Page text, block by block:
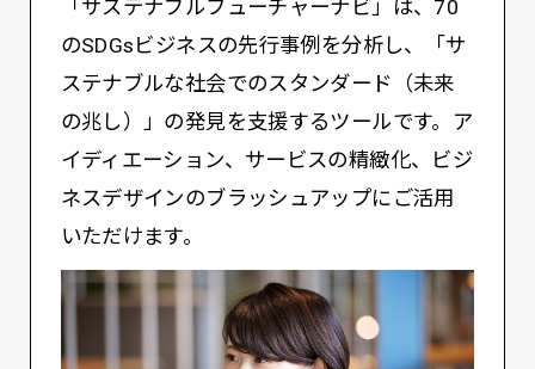
「サステナブルフューチャーナビ」は、70
のSDGsビジネスの先行事例を分析し、「サ
ステナブルな社会でのスタンダード（未来
の兆し）」の発見を支援するツールです。ア
イディエーション、サービスの精緻化、ビジ
ネスデザインのブラッシュアップにご活用
いただけます。